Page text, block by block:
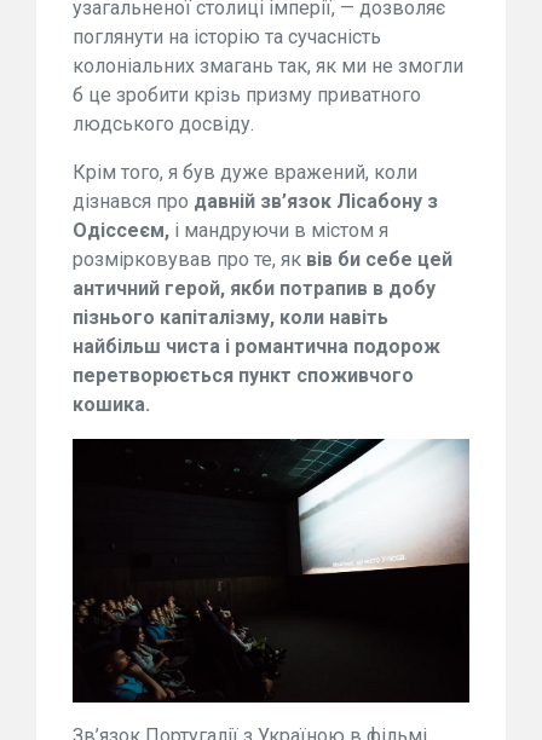
узагальненої столиці імперії, — дозволяє
поглянути на історію та сучасність
колоніальних змагань так, як ми не змогли
б це зробити крізь призму приватного
людського досвіду.
Крім того, я був дуже вражений, коли
дізнався про давній зв’язок Лісабону з
Одіссеєм, і мандруючи в містом я
розмірковував про те, як вів би себе цей
античний герой, якби потрапив в добу
пізнього капіталізму, коли навіть
найбільш чиста і романтична подорож
перетворюється пункт споживчого
кошика.
Зв’язок Португалії з Україною в фільмі